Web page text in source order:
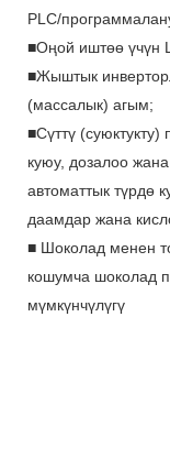
PLC/
■Оңой иштөө үчүн
■Жыштык
(массалык) агым;
■Сүттү
куюу, дозалоо
автоматтык түрдө
даамдар жана
■ Шоколад менен
кошумча шоколад
мүмкүнчүлүгү